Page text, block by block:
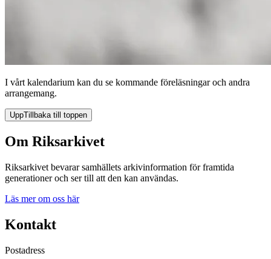
I vårt kalendarium kan du se kommande föreläsningar och andra
arrangemang.
UppTillbaka till toppen
Om Riksarkivet
Riksarkivet bevarar samhällets arkivinformation för framtida
generationer och ser till att den kan användas.
Läs mer om oss här
Kontakt
Postadress